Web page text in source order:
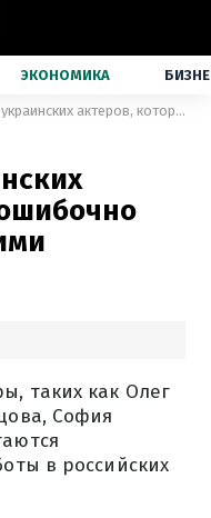
ЭКОНОМИКА
5 известных украинских актеров, которых ошибочно считали российскими
таких как Олег
София
в российских